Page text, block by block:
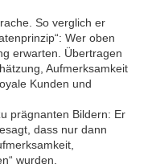
So verglich er
Wer oben
erwarten. Übertragen
Aufmerksamkeit
Kunden und
prägnanten Bildern: Er
dass nur dann
wurden.